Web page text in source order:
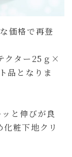
価格で再登
クター25ｇ×
品となりま
と伸びが良
粧下地クリ